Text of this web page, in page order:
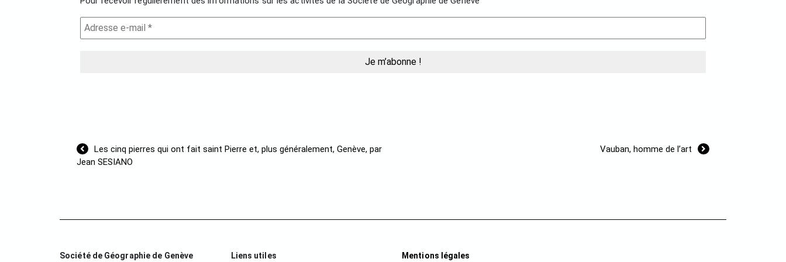
Navigation
de
Les cinq pierres qui ont fait saint Pierre et, plus généralement, Genève, par
Jean SESIANO
Vauban, homme de l’art
Société de Géographie de Genève Liens utiles Mentions légales